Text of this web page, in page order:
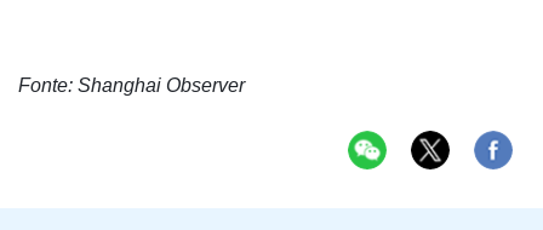
Fonte: Shanghai Observer